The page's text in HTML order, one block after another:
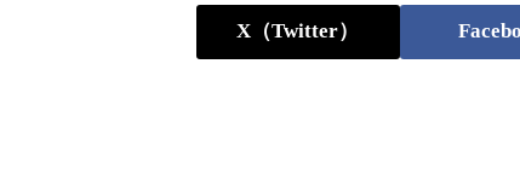
X（Twitter）